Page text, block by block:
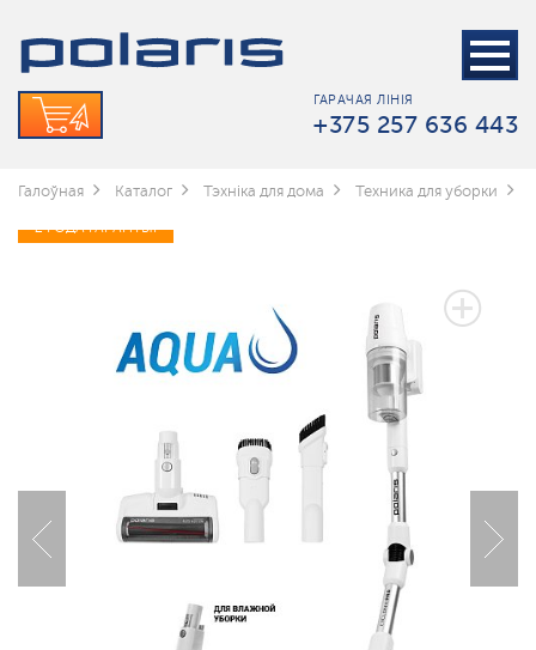
ГАРАЧАЯ ЛІНІЯ
+375 257 636 443
Галоўная Каталог Тэхніка для дома Техника для уборки
2 ГОДА ГАРАНТЫІ